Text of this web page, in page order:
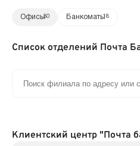
Офисы30 Банкоматы18
Список отделений Почта
Клиентский центр "Почта